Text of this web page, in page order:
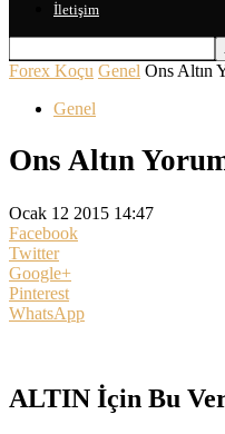
İletişim
Forex Koçu Genel Ons Altın
Genel
Ons Altın
Ocak 12 2015 14:47
Facebook
Twitter
Google+
Pinterest
WhatsApp
ALTIN İçin Bu